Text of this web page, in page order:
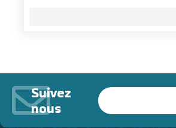
Suivez
nous